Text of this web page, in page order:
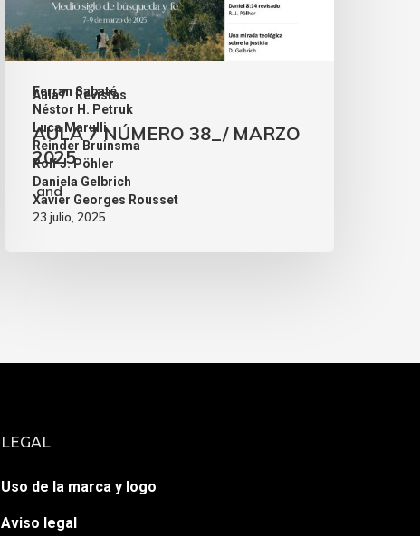
Aula7 Revistas
AULA 7 NÚMERO 38_/ MARZO
2025
Ferran Sabaté
,Néstor H. Petruk
,Luca Marulli
,Reinder Bruinsma
,Rolf J. Pöhler
,Daniela Gelbrich
and
Xavier Georges Rousset
23 julio, 2025
LEGAL
Uso de la marca y logo
Aviso legal